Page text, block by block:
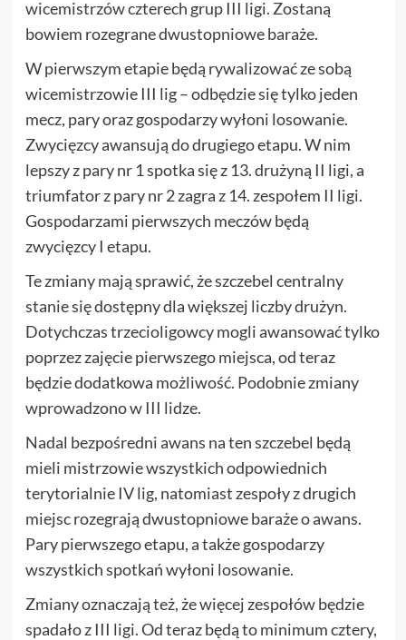
wicemistrzów czterech grup III ligi. Zostaną
bowiem rozegrane dwustopniowe baraże.
W pierwszym etapie będą rywalizować ze sobą
wicemistrzowie III lig – odbędzie się tylko jeden
mecz, pary oraz gospodarzy wyłoni losowanie.
Zwycięzcy awansują do drugiego etapu. W nim
lepszy z pary nr 1 spotka się z 13. drużyną II ligi, a
triumfator z pary nr 2 zagra z 14. zespołem II ligi.
Gospodarzami pierwszych meczów będą
zwycięzcy I etapu.
Te zmiany mają sprawić, że szczebel centralny
stanie się dostępny dla większej liczby drużyn.
Dotychczas trzecioligowcy mogli awansować tylko
poprzez zajęcie pierwszego miejsca, od teraz
będzie dodatkowa możliwość. Podobnie zmiany
wprowadzono w III lidze.
Nadal bezpośredni awans na ten szczebel będą
mieli mistrzowie wszystkich odpowiednich
terytorialnie IV lig, natomiast zespoły z drugich
miejsc rozegrają dwustopniowe baraże o awans.
Pary pierwszego etapu, a także gospodarzy
wszystkich spotkań wyłoni losowanie.
Zmiany oznaczają też, że więcej zespołów będzie
spadało z III ligi. Od teraz będą to minimum cztery,